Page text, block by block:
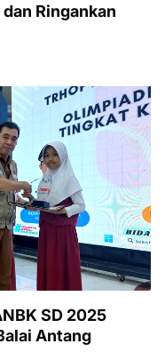
Ringankan
SD 2025
Antang